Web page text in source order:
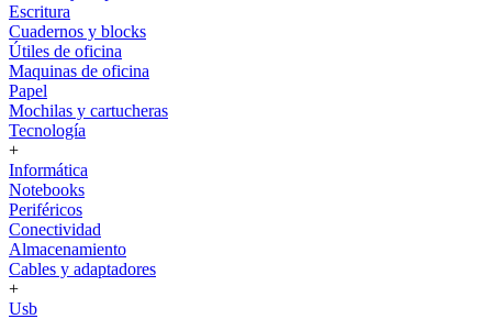
Escritura
Cuadernos y blocks
Útiles de oficina
Maquinas de oficina
Papel
Mochilas y cartucheras
Tecnología
+
Informática
Notebooks
Periféricos
Conectividad
Almacenamiento
Cables y adaptadores
+
Usb